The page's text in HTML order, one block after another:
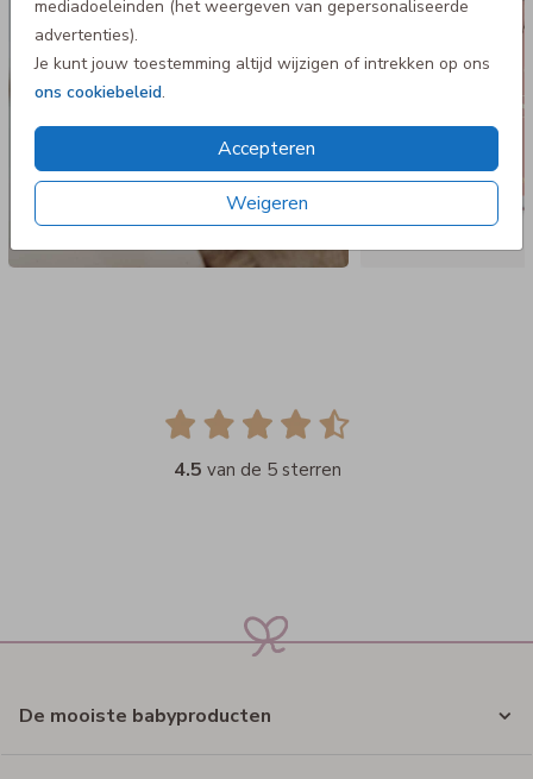
mediadoeleinden (het weergeven van gepersonaliseerde
advertenties).
Je kunt jouw toestemming altijd wijzigen of intrekken op ons
ons cookiebeleid.
Accepteren
Weigeren
4.5 van de 5 sterren
De mooiste babyproducten